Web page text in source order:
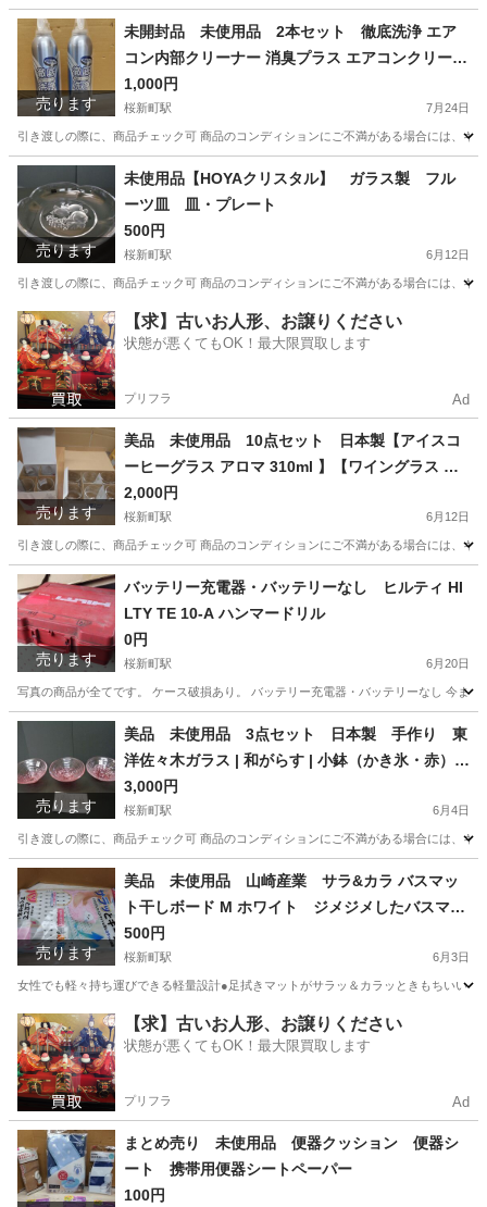
売ります
未開封品 未使用品 2本セット 徹底洗浄 エア
コン内部クリーナー 消臭プラス エアコンクリーナ
ー Ag消臭プラス スプレー 洗浄 除菌 消臭 アルミ
フィン 熱交換器
1,000円
桜新町駅 7月24日
引き渡しの際に、商品チェック可 商品のコンディションにご不満がある場合には、
東京 世田谷区 桜新町駅 その他 クリーナー
売ります
未使用品【HOYAクリスタル】 ガラス製 フル
ーツ皿 皿・プレート
500円
桜新町駅 6月12日
引き渡しの際に、商品チェック可 商品のコンディションにご不満がある場合には、
東京 世田谷区 桜新町駅 食器 フルーツ
【求】古いお人形、お譲りください
状態が悪くてもOK！最大限買取します
プリフラ Ad
売ります
美品 未使用品 10点セット 日本製【アイスコ
ーヒーグラス アロマ 310ml 】【ワイングラス ソ
ーダガラス 250ml 】
2,000円
桜新町駅 6月12日
引き渡しの際に、商品チェック可 商品のコンディションにご不満がある場合には、
東京 世田谷区 桜新町駅 食器 グラス
売ります
バッテリー充電器・バッテリーなし ヒルティ HI
LTY TE 10-A ハンマードリル
0円
桜新町駅 6月20日
写真の商品が全てです。 ケース破損あり。 バッテリー充電器・バッテリーなし 今ま
東京 世田谷区 桜新町駅 その他
売ります
美品 未使用品 3点セット 日本製 手作り 東
洋佐々木ガラス | 和がらす | 小鉢（かき氷・赤）ソ
ーダライムガラス(ファインクリア)
3,000円
桜新町駅 6月4日
引き渡しの際に、商品チェック可 商品のコンディションにご不満がある場合には、
東京 世田谷区 桜新町駅 食器 かき氷
売ります
美品 未使用品 山崎産業 サラ&カラ バスマッ
ト干しボード M ホワイト ジメジメしたバスマッ
トもパッと干せる！
500円
桜新町駅 6月3日
女性でも軽々持ち運びできる軽量設計●足拭きマットがサラッ＆カラッときもちいい
東京 世田谷区 桜新町駅 その他
【求】古いお人形、お譲りください
状態が悪くてもOK！最大限買取します
プリフラ Ad
まとめ売り 未使用品 便器クッション 便器シ
ート 携帯用便器シートペーパー
100円